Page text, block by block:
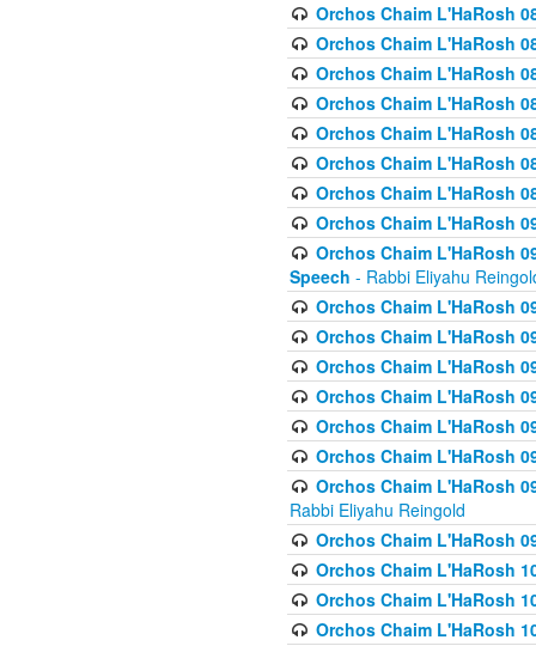
Orchos Chaim L'HaRosh
Orchos Chaim L'HaRosh
Orchos Chaim L'HaRosh
Orchos Chaim L'HaRosh
Orchos Chaim L'HaRosh
Orchos Chaim L'HaRosh
Orchos Chaim L'HaRosh
Orchos Chaim L'HaRosh
Orchos Chaim L'HaRosh
Speech - Rabbi Eliyahu
Orchos Chaim L'HaRosh
Orchos Chaim L'HaRosh
Orchos Chaim L'HaRosh
Orchos Chaim L'HaRosh
Orchos Chaim L'HaRosh
Orchos Chaim L'HaRosh
Orchos Chaim L'HaRosh
Rabbi Eliyahu Reingold
Orchos Chaim L'HaRosh
Orchos Chaim L'HaRosh
Orchos Chaim L'HaRosh
Orchos Chaim L'HaRosh